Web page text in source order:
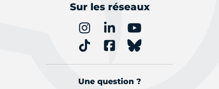
Sur les réseaux
Une question ?